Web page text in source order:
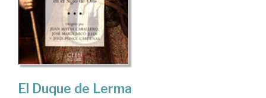
El Duque de Lerma